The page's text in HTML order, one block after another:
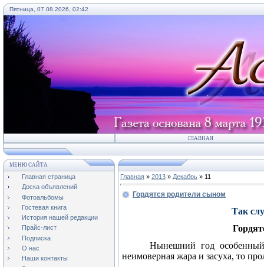
Пятница, 07.08.2026, 02:42
ГЛАВНАЯ
МЕНЮ САЙТА
Главная страница
Доска объявлений
Фотоальбомы
Гостевая книга
История нашей редакции
Прайс-лист
Подписка
О нас
Наши контакты
Главная » 2013 » Декабрь » 11
Гордятся родители сыном
Так
Нынешний год
неимоверная жара и засуха, то